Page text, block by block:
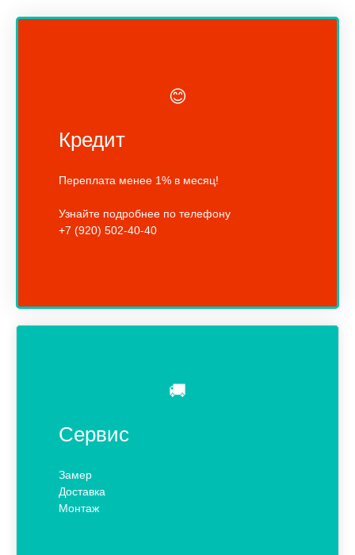
😊
Кредит
Переплата менее 1% в месяц!
Узнайте подробнее по телефону
+7 (920) 502-40-40
🚚
Сервис
Замер
Доставка
Монтаж